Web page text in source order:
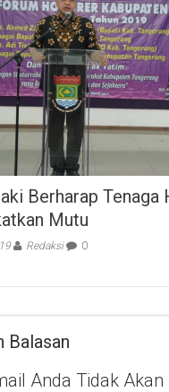
Berharap Tenaga
Mutu
Redaksi 0
Balasan
Anda Tidak Akan